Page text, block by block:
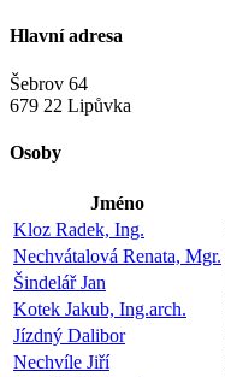
Hlavní adresa
Šebrov 64
679 22 Lipůvka
Osoby
Jméno
Kloz Radek, Ing.
Nechvátalová Renata, Mgr.
Šindelář Jan
Kotek Jakub, Ing.arch.
Jízdný Dalibor
Nechvíle Jiří